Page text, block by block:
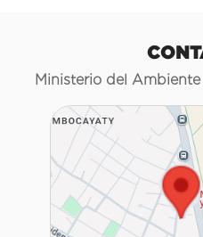
Ministerio del